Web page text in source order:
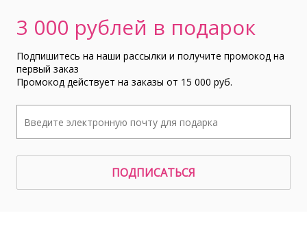
3 000 рублей в подарок
Подпишитесь на наши рассылки и получите промокод на
первый заказ
Промокод действует на заказы от 15 000 руб.
ПОДПИСАТЬСЯ